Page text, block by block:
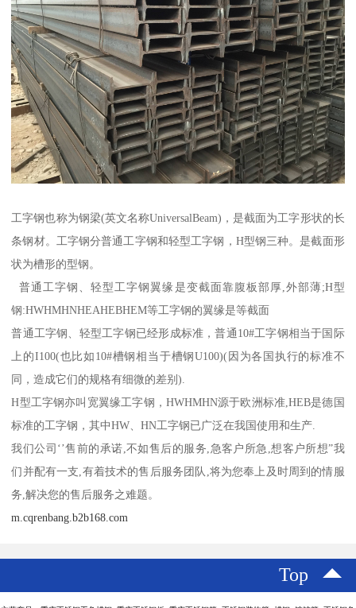
工字钢也称为钢梁(英文名称UniversalBeam)，是截面为工字形状的长
条钢材。工字钢分普通工字钢和轻型工字钢，H型钢三种。是截面形
状为槽形的型钢。
普通工字钢、轻型工字钢翼缘是变截面靠腹板部厚,外部薄;H型
钢:HWHMHNHEAHEBHEM等工字钢的翼缘是等截面
普通工字钢、轻型工字钢已经形成标准，普通10#工字钢相当于国际
上的I100(也比如10#槽钢相当于槽钢U100)(因为各国执行的标准不
同，造成它们的规格有细微的差别).
H型工字钢亦叫宽翼缘工字钢，HWHMHN源于欧洲标准,HEB是德国
标准的工字钢，其中HW、HN工字钢已广泛在我国使用和生产.
我们公司‘’售前的承诺,不如售后的服务,急客户所急,想客户所想”我
们并配有一支,有着技术的售后服务团队,将为您奉上及时周到的情服
务,解决您的售后服务之难题。
m.cqrenbang.b2b168.com
Top